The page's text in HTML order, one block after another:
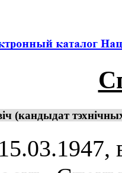
(кандыдат